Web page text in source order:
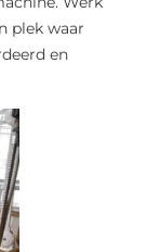
plek waar
en